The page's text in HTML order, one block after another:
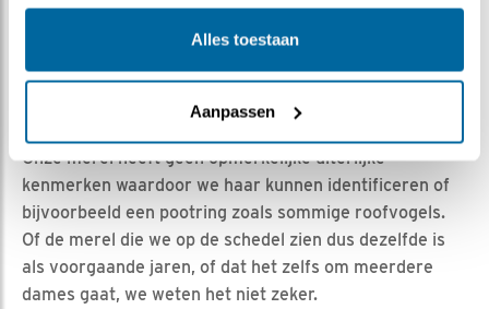
Alles toestaan
Aanpassen
we nog wel naar dezelfde merel als de voorgaande
jaren? Of zit onze dame inmiddels prinsheerlijk op een
van de andere plekjes te broeden?
Onze merel heeft geen opmerkelijke uiterlijke
kenmerken waardoor we haar kunnen identificeren of
bijvoorbeeld een pootring zoals sommige roofvogels.
Of de merel die we op de schedel zien dus dezelfde is
als voorgaande jaren, of dat het zelfs om meerdere
dames gaat, we weten het niet zeker.